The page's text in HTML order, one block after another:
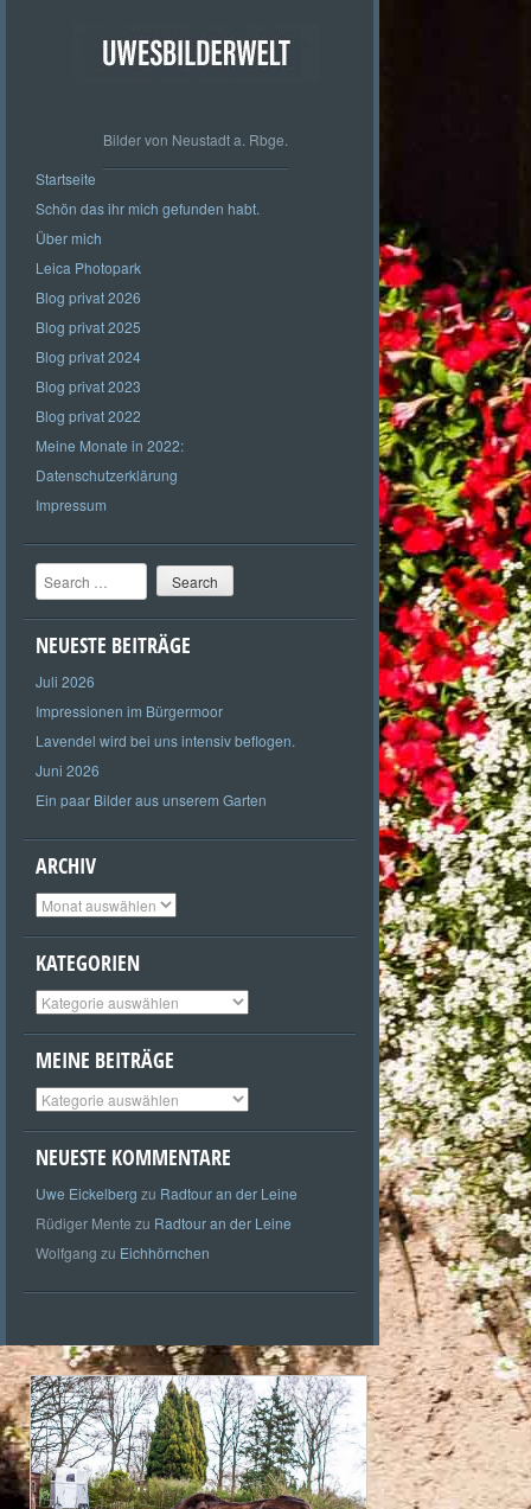
Bilder von Neustadt a. Rbge.
Startseite
Schön das ihr mich gefunden habt.
Über mich
Leica Photopark
Blog privat 2026
Blog privat 2025
Blog privat 2024
Blog privat 2023
Blog privat 2022
Meine Monate in 2022:
Datenschutzerklärung
Impressum
Search
NEUESTE BEITRÄGE
Juli 2026
Impressionen im Bürgermoor
Lavendel wird bei uns intensiv beflogen.
Juni 2026
Ein paar Bilder aus unserem Garten
ARCHIV
Archiv
KATEGORIEN
Kategorien
MEINE BEITRÄGE
Meine
Beiträge
NEUESTE KOMMENTARE
Uwe Eickelberg zu Radtour an der Leine
Rüdiger Mente zu Radtour an der Leine
Wolfgang zu Eichhörnchen